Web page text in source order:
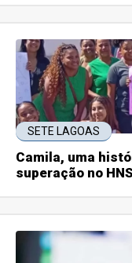
SETE LAGOAS
Camila, uma
superação no